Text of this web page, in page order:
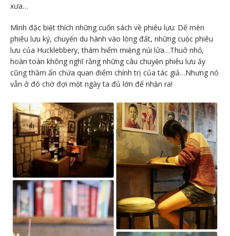
xưa…
Mình đặc biệt thích những cuốn sách về phiêu lưu: Dế mèn
phiêu lưu ký, chuyến du hành vào lòng đất, những cuộc phiêu
lưu của Hucklebbery, thám hiểm miệng núi lửa…Thuở nhỏ,
hoàn toàn không nghĩ rằng những câu chuyện phiêu lưu ấy
cũng thầm ẩn chứa quan điểm chính trị của tác giả…Nhưng nó
vẫn ở đó chờ đợi một ngày ta đủ lớn để nhận ra!